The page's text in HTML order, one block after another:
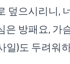
덮으시리니,
방패요, 가
일)도 두려워